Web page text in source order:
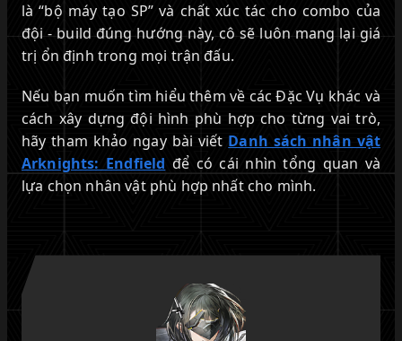
là “bộ máy tạo SP” và chất xúc tác cho combo của
đội - build đúng hướng này, cô sẽ luôn mang lại giá
trị ổn định trong mọi trận đấu.
Nếu bạn muốn tìm hiểu thêm về các Đặc Vụ khác và
cách xây dựng đội hình phù hợp cho từng vai trò,
hãy tham khảo ngay bài viết Danh sách nhân vật
Arknights: Endfield để có cái nhìn tổng quan và
lựa chọn nhân vật phù hợp nhất cho mình.